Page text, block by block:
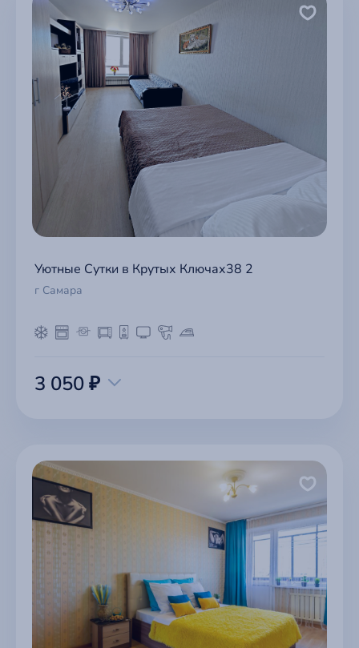
Уютные Сутки в Крутых Ключах38 2
г Самара
3 050 ₽